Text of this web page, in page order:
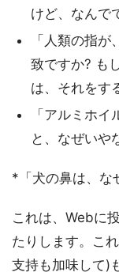
けど、なんで
「人類の指
致ですか? も
は、それをす
「アルミホ
と、なぜいや
*「犬の鼻は、な
これは、Webに
たりします。こ
支持も加味して)